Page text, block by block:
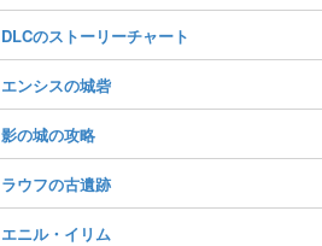
DLCのストーリーチャート
エンシスの城砦
影の城の攻略
ラウフの古遺跡
エニル・イリム